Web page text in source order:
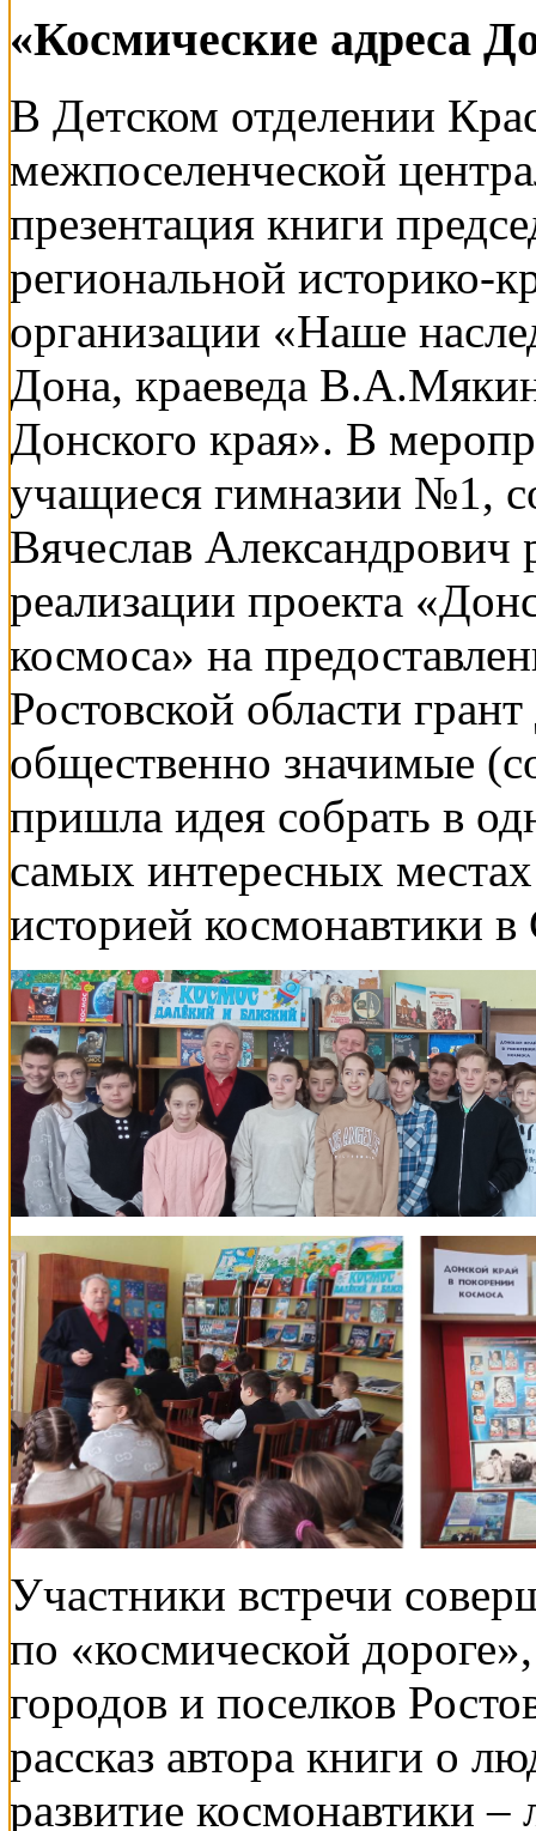
«Космические адреса
В Детском отделении
межпоселенческой
презентация книги
региональной историко-
организации «Наше
Дона, краеведа
Донского края». В
учащиеся гимназии №1,
Вячеслав Александрович
реализации проекта
космоса» на
Ростовской области
общественно значимые
пришла идея собрать в
самых интересных
историей космонавтики
Участники встречи
по «космической
городов и поселков
рассказ автора книги о
развитие космонавтики